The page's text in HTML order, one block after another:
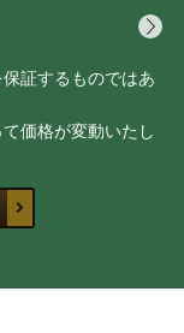
証するものではあ
価格が変動いたし